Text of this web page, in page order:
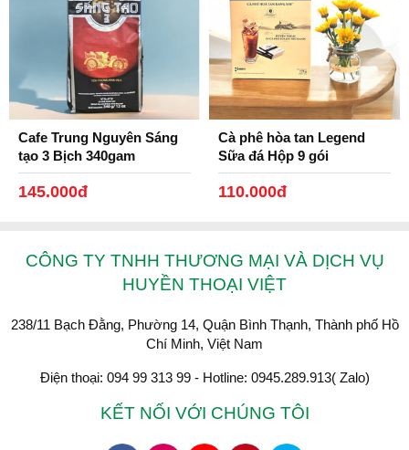
Cafe Trung Nguyên Sáng
tạo 3 Bịch 340gam
145.000đ
Cà phê hòa tan Legend
Sữa đá Hộp 9 gói
110.000đ
CÔNG TY TNHH THƯƠNG MẠI VÀ DỊCH VỤ
HUYỀN THOẠI VIỆT
238/11 Bạch Đằng, Phường 14, Quận Bình Thạnh, Thành phố Hồ
Chí Minh, Việt Nam
Điện thoại: 094 99 313 99 - Hotline: 0945.289.913( Zalo)
KẾT NỐI VỚI CHÚNG TÔI